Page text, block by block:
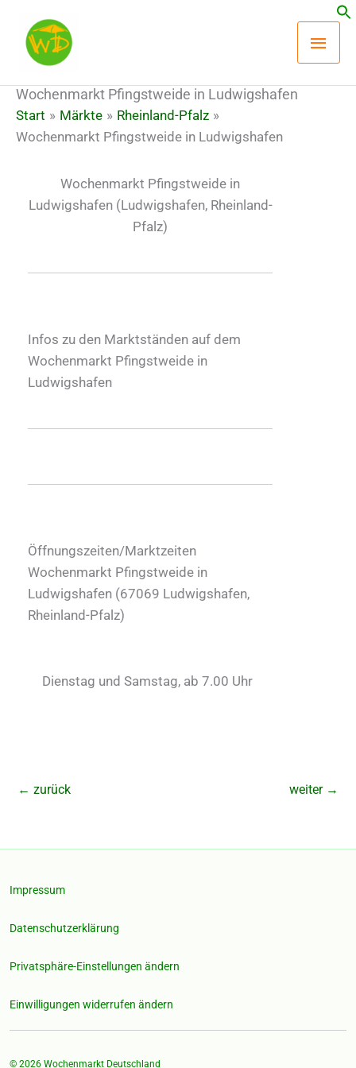
Inhalt
springen
Wochenmarkt Pfingstweide in Ludwigshafen
Start Märkte
Rheinland-Pfalz
Wochenmarkt Pfingstweide in Ludwigshafen
Wochenmarkt Pfingstweide in
Ludwigshafen(Ludwigshafen, Rheinland-
Pfalz)
Infos zu den Marktständen auf dem
Wochenmarkt Pfingstweide in
Ludwigshafen
Öffnungszeiten/Marktzeiten
Wochenmarkt Pfingstweide in
Ludwigshafen (67069 Ludwigshafen,
Rheinland-Pfalz)
Dienstag und Samstag, ab 7.00 Uhr
← zurück weiter →
Impressum
Datenschutzerklärung
Privatsphäre-Einstellungen ändern
Einwilligungen widerrufen ändern
© 2026 Wochenmarkt Deutschland